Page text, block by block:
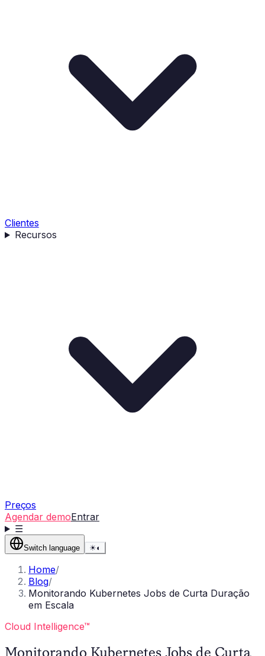
Clientes
Recursos
Preços
Agendar demoEntrar
☰
Switch language ☀◐
Home/
Blog/
Monitorando Kubernetes Jobs de Curta Duração
em Escala
Cloud Intelligence™
Monitorando Kubernetes Jobs de Curta